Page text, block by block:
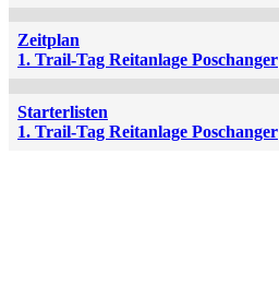
Zeitplan
1. Trail-Tag Reitanlage Poschanger
Starterlisten
1. Trail-Tag Reitanlage Poschanger